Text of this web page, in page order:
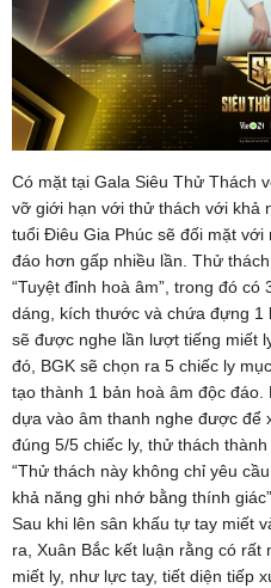
Có mặt tại Gala Siêu Thử Thách
vỡ giới hạn với thử thách với khả
tuổi Điêu Gia Phúc sẽ đối mặt với
đáo hơn gấp nhiều lần. Thử
“Tuyệt đỉnh hoà âm”, trong đó có
dáng, kích thước và chứa đựng
sẽ được nghe lần lượt tiếng miết
đó, BGK sẽ chọn ra 5 chiếc ly
tạo thành 1 bản hoà âm độc
dựa vào âm thanh nghe được để
đúng 5/5 chiếc ly, thử thách thành
“Thử thách này không chỉ yêu
khả năng ghi nhớ bằng thính
Sau khi lên sân khấu tự tay miết
ra, Xuân Bắc kết luận rằng có
miết ly, như lực tay, tiết diện tiếp